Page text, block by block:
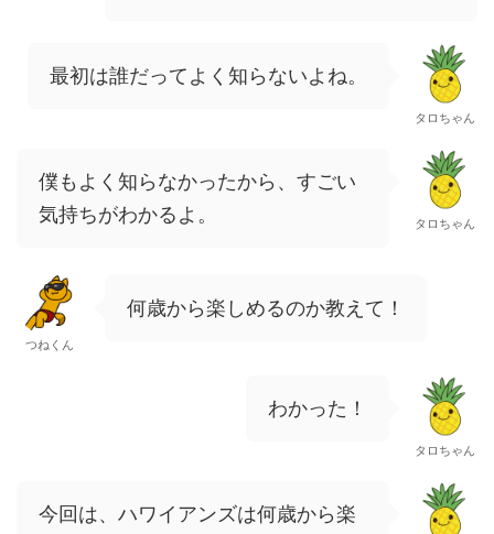
最初は誰だってよく知らないよね。
タロちゃん
僕もよく知らなかったから、すごい
気持ちがわかるよ。
タロちゃん
つねくん
何歳から楽しめるのか教えて！
わかった！
タロちゃん
今回は、ハワイアンズは何歳から楽